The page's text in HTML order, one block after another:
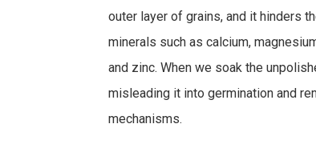
outer layer of grains, and it hinders
minerals such as calcium,
and zinc. When we soak the
misleading it into germination and
mechanisms.